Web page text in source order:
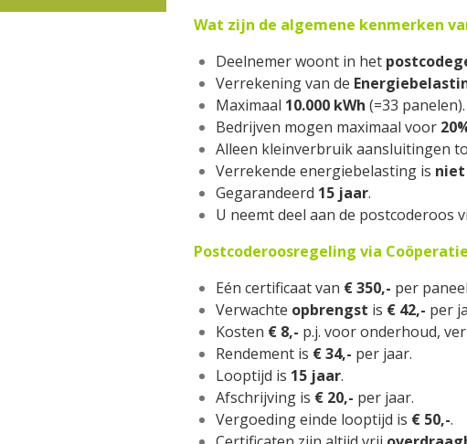
Wat zijn de algemene kenmerken
Deelnemer woont in het
Verrekening van de
Maximaal 10.000 kWh (=33 panelen).
Bedrijven mogen maximaal voor
Alleen kleinverbruik aansluitingen
Verrekende energiebelasting is
Gegarandeerd 15 jaar.
U neemt deel aan de postcoderoos
Postcoderoosregeling via
Eén certificaat van € 350,- per
Verwachte opbrengst is € 42,- per
Kosten € 8,- p.j. voor onderhoud,
Rendement is € 34,- per jaar.
Looptijd is 15 jaar.
Afschrijving is € 20,- per jaar.
Vergoeding einde looptijd is € 50,-.